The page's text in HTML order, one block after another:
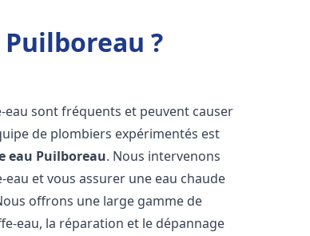
?
eau sont fréquents et peuvent causer
de plombiers expérimentés est
eau Puilboreau. Nous intervenons
et vous assurer une eau chaude
offrons une large gamme de
eau, la réparation et le dépannage